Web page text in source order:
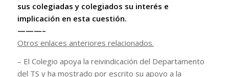
sus colegiadas y colegiados su interés e
implicación en esta cuestión.
———–
Otros enlaces anteriores relacionados.
– El Colegio apoya la reivindicación del Departamento
del TS y ha mostrado por escrito su apoyo a la